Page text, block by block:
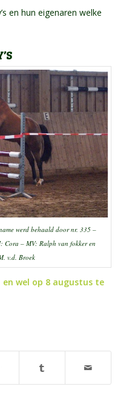
en hun eigenaren welke
werd behaald door nr. 335 –
Cora – MV: Ralph van fokker en
v.d. Broek
wel op 8 augustus te